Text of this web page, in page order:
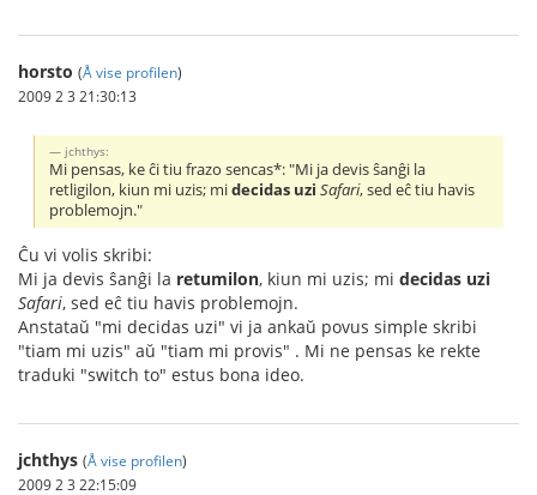
horsto (Å vise profilen)
2009 2 3 21:30:13
jchthys:
Mi pensas, ke ĉi tiu frazo sencas*: "Mi ja devis ŝanĝi la
retligilon, kiun mi uzis; midecidas uzi Safari, sed eĉ tiu havis
problemojn."
Ĉu vi volis skribi:
Mi ja devis ŝanĝi la retumilon, kiun mi uzis; mi decidas uzi
Safari, sed eĉ tiu havis problemojn.
Anstataŭ "mi decidas uzi" vi ja ankaŭ povus simple skribi
"tiam mi uzis" aŭ "tiam mi provis" . Mi ne pensas ke rekte
traduki "switch to" estus bona ideo.
jchthys (Å vise profilen)
2009 2 3 22:15:09